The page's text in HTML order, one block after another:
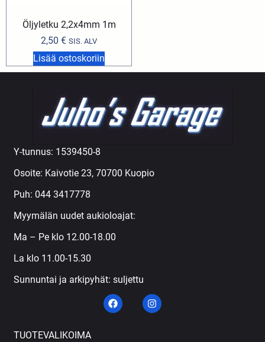
Öljyletku 2,2x4mm 1m
2,50 € SIS. ALV
Lisää ostoskoriin
Y-tunnus: 1539450-8
Osoite: Kaivotie 23, 70700 Kuopio
Puh: 044 3417778
Myymälän uudet aukioloajat:
Ma – Pe klo 12.00-18.00
La klo 11.00-15.30
Sunnuntai ja arkipyhät: suljettu
TUOTEVALIKOIMA